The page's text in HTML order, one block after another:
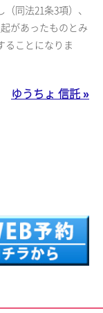
同法21条3項）、
があったものとみ
ることになりま
ゆうちょ 信託 »